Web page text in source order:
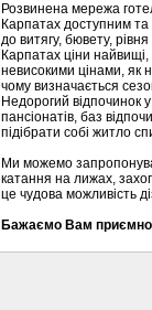
Розвинена мережа
Карпатах доступним та
до витягу, бювету,
Карпатах ціни
невисокими цінами, як
чому визначається
Недорогий відпочинок
пансіонатів, баз
підібрати собі житло
Ми можемо
катання на лижах,
це чудова можливість
Бажаємо Вам